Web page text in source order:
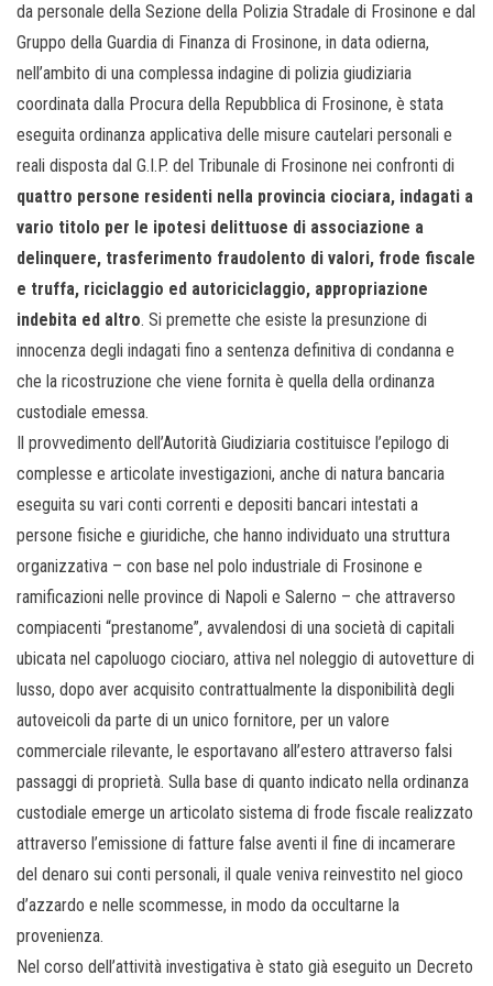
da personale della Sezione della Polizia Stradale di Frosinone e dal
Gruppo della Guardia di Finanza di Frosinone, in data odierna,
nell’ambito di una complessa indagine di polizia giudiziaria
coordinata dalla Procura della Repubblica di Frosinone, è stata
eseguita ordinanza applicativa delle misure cautelari personali e
reali disposta dal G.I.P. del Tribunale di Frosinone nei confronti di
quattro persone residenti nella provincia ciociara, indagati a
vario titolo per le ipotesi delittuose di associazione a
delinquere, trasferimento fraudolento di valori, frode fiscale
e truffa, riciclaggio ed autoriciclaggio, appropriazione
indebita ed altro. Si premette che esiste la presunzione di
innocenza degli indagati fino a sentenza definitiva di condanna e
che la ricostruzione che viene fornita è quella della ordinanza
custodiale emessa.
Il provvedimento dell’Autorità Giudiziaria costituisce l’epilogo di
complesse e articolate investigazioni, anche di natura bancaria
eseguita su vari conti correnti e depositi bancari intestati a
persone fisiche e giuridiche, che hanno individuato una struttura
organizzativa – con base nel polo industriale di Frosinone e
ramificazioni nelle province di Napoli e Salerno – che attraverso
compiacenti “prestanome”, avvalendosi di una società di capitali
ubicata nel capoluogo ciociaro, attiva nel noleggio di autovetture di
lusso, dopo aver acquisito contrattualmente la disponibilità degli
autoveicoli da parte di un unico fornitore, per un valore
commerciale rilevante, le esportavano all’estero attraverso falsi
passaggi di proprietà. Sulla base di quanto indicato nella ordinanza
custodiale emerge un articolato sistema di frode fiscale realizzato
attraverso l’emissione di fatture false aventi il fine di incamerare
del denaro sui conti personali, il quale veniva reinvestito nel gioco
d’azzardo e nelle scommesse, in modo da occultarne la
provenienza.
Nel corso dell’attività investigativa è stato già eseguito un Decreto